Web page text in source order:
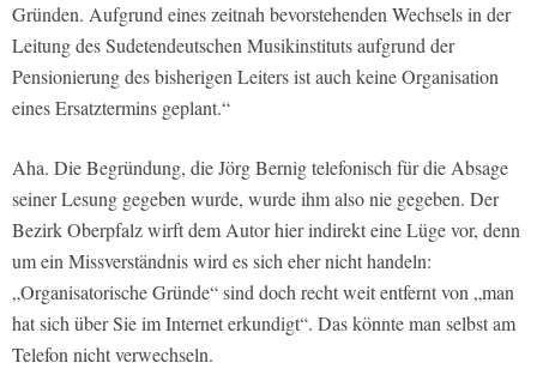
Gründen. Aufgrund eines zeitnah bevorstehenden Wechsels in der
Leitung des Sudetendeutschen Musikinstituts aufgrund der
Pensionierung des bisherigen Leiters ist auch keine Organisation
eines Ersatztermins geplant.“
Aha. Die Begründung, die Jörg Bernig telefonisch für die Absage
seiner Lesung gegeben wurde, wurde ihm also nie gegeben. Der
Bezirk Oberpfalz wirft dem Autor hier indirekt eine Lüge vor, denn
um ein Missverständnis wird es sich eher nicht handeln:
„Organisatorische Gründe“ sind doch recht weit entfernt von „man
hat sich über Sie im Internet erkundigt“. Das könnte man selbst am
Telefon nicht verwechseln.